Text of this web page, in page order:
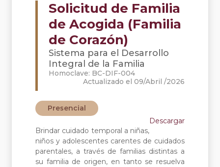
Solicitud de Familia
de Acogida (Familia
de Corazón)
Sistema para el Desarrollo
Integral de la Familia
Homoclave: BC-DIF-004
Actualizado el 09/Abril /2026
Presencial
Descargar
Brindar cuidado temporal a niñas,
niños y adolescentes carentes de cuidados
parentales, a través de familias distintas a
su familia de origen, en tanto se resuelva